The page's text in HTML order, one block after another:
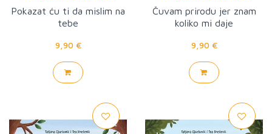
Knežević
Pokazat ću ti da mislim na
tebe
9,90 €
Knežević
Čuvam prirodu jer znam
koliko mi daje
9,90 €